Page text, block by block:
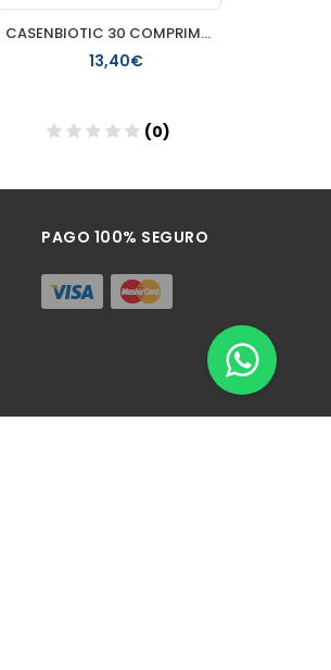
CASENBIOTIC 30 COMPRIMIDOS MASTICABLES SABOR FRESA
13,40€
(0)
PAGO 100% SEGURO